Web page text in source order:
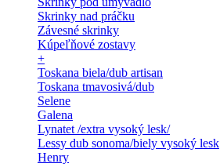
Skrinky nad práčku
Závesné skrinky
Kúpeľňové zostavy
+
Toskana biela/dub artisan
Toskana tmavosivá/dub
Selene
Galena
Lynatet /extra vysoký lesk/
Lessy dub sonoma/biely vysoký lesk
Henry